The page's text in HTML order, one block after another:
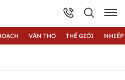
VĂN THƠ THẾ GIỚI